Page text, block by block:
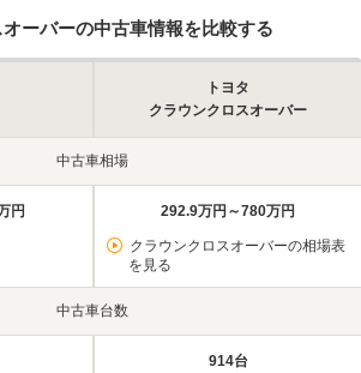
ーバーの中古車情報を比較する
トヨタ
クラウンクロスオーバー
中古車相場
円 292.9万円～780万円
クラウンクロスオーバーの相場表
を見る
中古車台数
914台